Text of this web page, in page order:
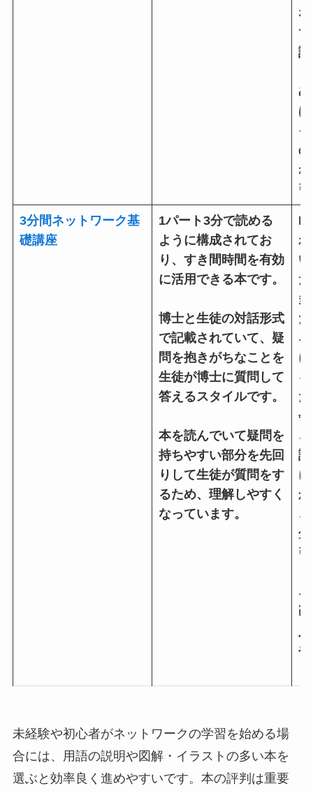
で
3分間ネットワーク基
礎講座
1パート3分で読める
ように構成されてお
り、すき間時間を有効
に活用できる本です。
博士と生徒の対話形式
で記載されていて、疑
問を抱きがちなことを
生徒が博士に質問して
答えるスタイルです。
本を読んでいて疑問を
持ちやすい部分を先回
りして生徒が質問をす
るため、理解しやすく
なっています。
IT
未経験や初心者がネットワークの学習を始める場
合には、用語の説明や図解・イラストの多い本を
選ぶと効率良く進めやすいです。本の評判は重要